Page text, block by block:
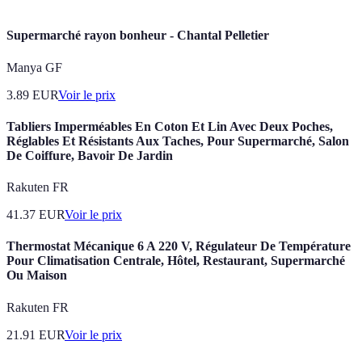
Supermarché rayon bonheur - Chantal Pelletier
Manya GF
3.89 EURVoir le prix
Tabliers Imperméables En Coton Et Lin Avec Deux Poches,
Réglables Et Résistants Aux Taches, Pour Supermarché, Salon
De Coiffure, Bavoir De Jardin
Rakuten FR
41.37 EURVoir le prix
Thermostat Mécanique 6 A 220 V, Régulateur De Température
Pour Climatisation Centrale, Hôtel, Restaurant, Supermarché
Ou Maison
Rakuten FR
21.91 EURVoir le prix